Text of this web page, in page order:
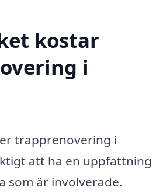
kostar
i
trapprenovering i
att ha en uppfattning
som är involverade.